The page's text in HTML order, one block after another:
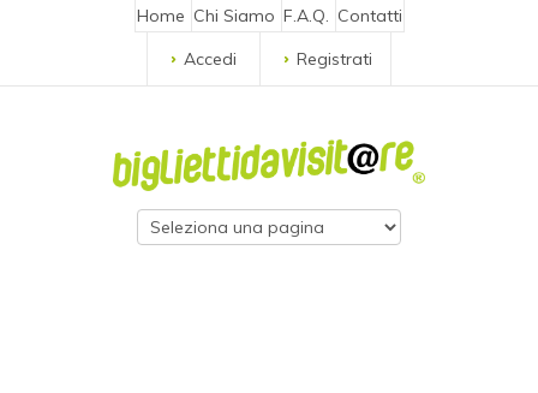
Home Chi Siamo F.A.Q. Contatti
Accedi
Registrati